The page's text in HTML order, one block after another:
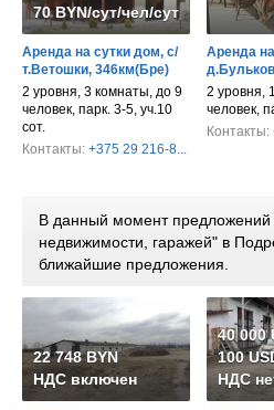
70 BYN/сут/чел/сут/дом
Аренда на сутки дом, с/
т.Ветошки, 346км(Бре)
2 уровня, 3 комнаты, до 9
человек, парк. 3-5, уч.10
сот.
Контакты: +375 29 216-8...
Аренда
2 уровня,
человек,
Контакты:
В данный момент
недвижимости, гаражей" в
ближайшие предложения.
22 748 BYN
НДС включен
40 000
100
НДС